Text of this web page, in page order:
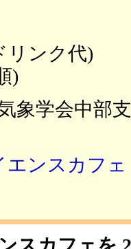
リンク代)
)
象学会中部
エンスカフ